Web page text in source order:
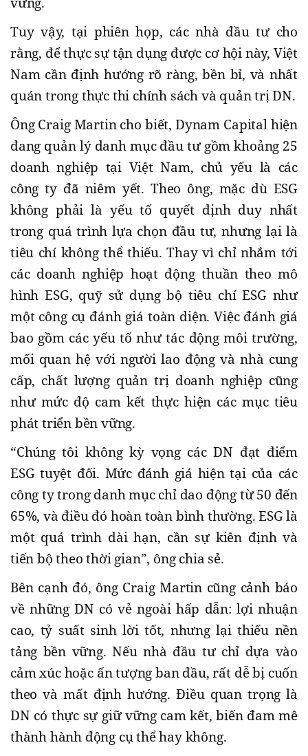
Tuy vậy, tại phiên họp, các nhà đầu tư cho
rằng, để thực sự tận dụng được cơ hội này, Việt
Nam cần định hướng rõ ràng, bền bỉ, và nhất
quán trong thực thi chính sách và quản trị DN.
Ông Craig Martin cho biết, Dynam Capital hiện
đang quản lý danh mục đầu tư gồm khoảng 25
doanh nghiệp tại Việt Nam, chủ yếu là các
công ty đã niêm yết. Theo ông, mặc dù ESG
không phải là yếu tố quyết định duy nhất
trong quá trình lựa chọn đầu tư, nhưng lại là
tiêu chí không thể thiếu. Thay vì chỉ nhắm tới
các doanh nghiệp hoạt động thuần theo mô
hình ESG, quỹ sử dụng bộ tiêu chí ESG như
một công cụ đánh giá toàn diện. Việc đánh giá
bao gồm các yếu tố như tác động môi trường,
mối quan hệ với người lao động và nhà cung
cấp, chất lượng quản trị doanh nghiệp cũng
như mức độ cam kết thực hiện các mục tiêu
phát triển bền vững.
“Chúng tôi không kỳ vọng các DN đạt điểm
ESG tuyệt đối. Mức đánh giá hiện tại của các
công ty trong danh mục chỉ dao động từ 50 đến
65%, và điều đó hoàn toàn bình thường. ESG là
một quá trình dài hạn, cần sự kiên định và
tiến bộ theo thời gian”, ông chia sẻ.
Bên cạnh đó, ông Craig Martin cũng cảnh báo
về những DN có vẻ ngoài hấp dẫn: lợi nhuận
cao, tỷ suất sinh lời tốt, nhưng lại thiếu nền
tảng bền vững. Nếu nhà đầu tư chỉ dựa vào
cảm xúc hoặc ấn tượng ban đầu, rất dễ bị cuốn
theo và mất định hướng. Điều quan trọng là
DN có thực sự giữ vững cam kết, biến đam mê
thành hành động cụ thể hay không.